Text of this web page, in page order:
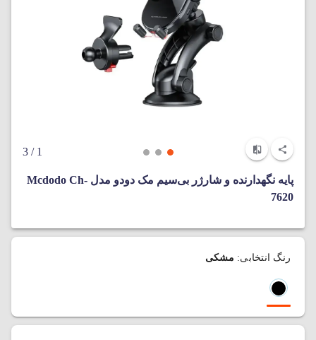
1
/ 3
پایه نگهدارنده و شارژر بی‌سیم مک دودو مدل Mcdodo Ch-
7620
رنگ انتخابی: مشکی